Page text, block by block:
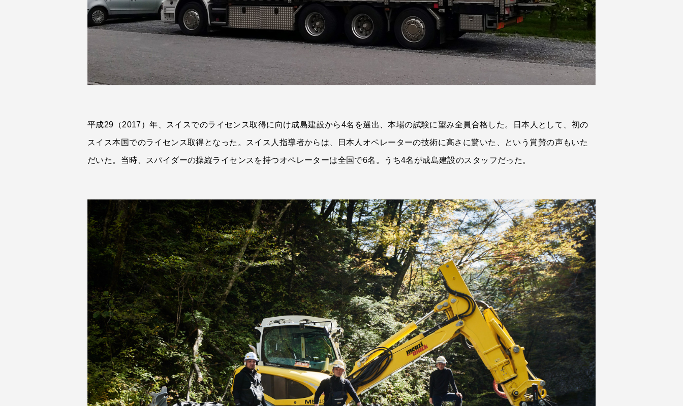
平成29（2017）年、スイスでのライセンス取得に向け成島建設から4名を選出、本場の試験に望み全員合格した。日本人として、初の
スイス本国でのライセンス取得となった。スイス人指導者からは、日本人オペレーターの技術に高さに驚いた、という賞賛の声もいた
だいた。当時、スパイダーの操縦ライセンスを持つオペレーターは全国で6名。うち4名が成島建設のスタッフだった。